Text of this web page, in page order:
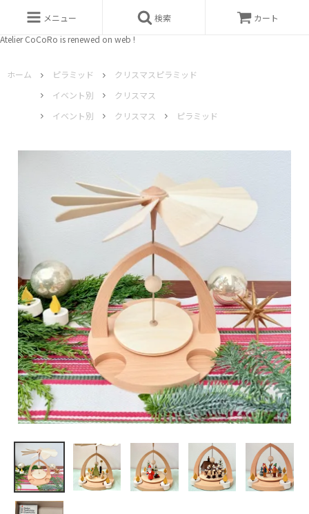
Atelier CoCoRo is renewed on web !
メニュー 検索 カート
ホーム ピラミッド
クリスマスピラミッド
イベント別
クリスマス
イベント別
クリスマス ピラミッド